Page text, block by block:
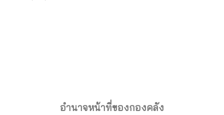
อำนาจหน้าที่ของกองคลัง